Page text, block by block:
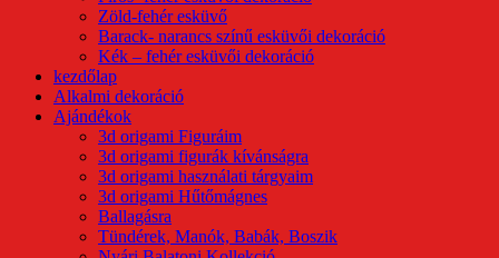
Zöld-fehér esküvő
Barack- narancs színű esküvői dekoráció
Kék – fehér esküvői dekoráció
kezdőlap
Alkalmi dekoráció
Ajándékok
3d origami Figuráim
3d origami figurák kívánságra
3d origami használati tárgyaim
3d origami Hűtőmágnes
Ballagásra
Tündérek, Manók, Babák, Boszik